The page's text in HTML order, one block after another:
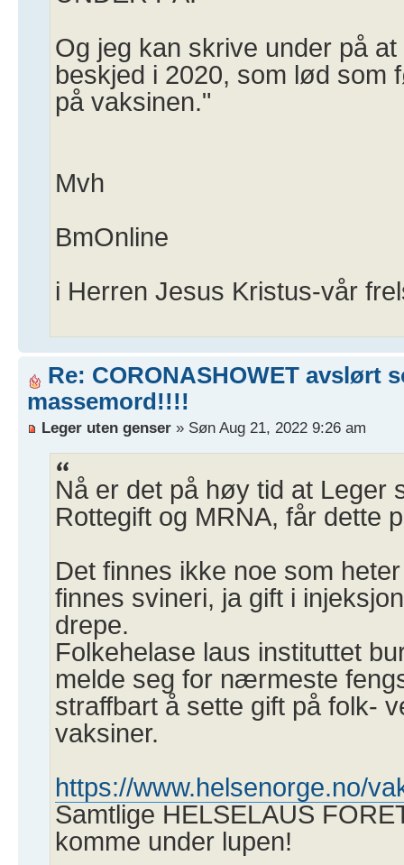
Og jeg kan skrive under på
beskjed i 2020, som lød som
på vaksinen."
Mvh
BmOnline
i Herren Jesus Kristus-vår
Re: CORONASHOWET avslørt
massemord!!!!
Leger uten genser » Søn Aug 21, 2022 9:26 am
Nå er det på høy tid at Leger
Rottegift og MRNA, får dette
Det finnes ikke noe som
finnes svineri, ja gift i
drepe.
Folkehelase laus instituttet
melde seg for nærmeste
straffbart å sette gift på folk-
vaksiner.
https://www.helsenorge.no/
Samtlige HELSELAUS
komme under lupen!